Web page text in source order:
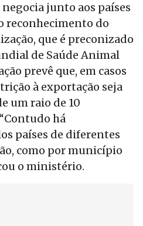
junto aos países
reconhecimento do
que é preconizado
de Saúde Animal
prevê que, em casos
à exportação seja
um raio de 10
há
países de diferentes
como por município
o ministério.